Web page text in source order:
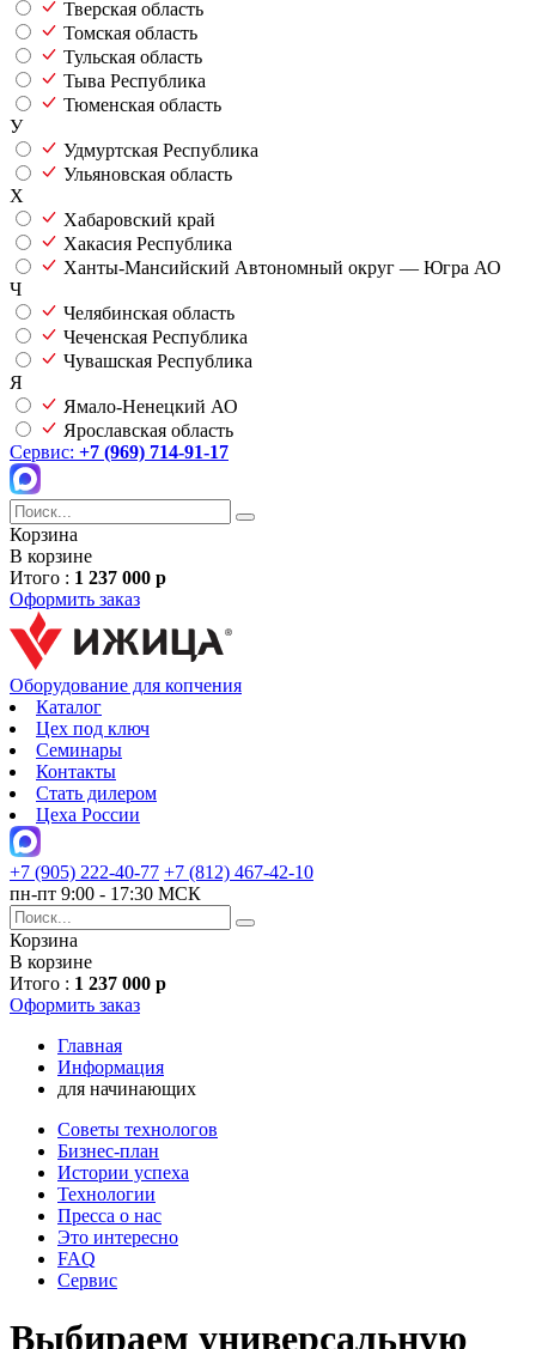
Тверская область
Томская область
Тульская область
Тыва Республика
Тюменская область
У
Удмуртская Республика
Ульяновская область
Х
Хабаровский край
Хакасия Республика
Ханты-Мансийский Автономный округ — Югра АО
Ч
Челябинская область
Чеченская Республика
Чувашская Республика
Я
Ямало-Ненецкий АО
Ярославская область
Сервис: +7 (969) 714-91-17
Корзина
В корзине
Итого : 1 237 000 р
Оформить заказ
Оборудование для копчения
Каталог
Цех под ключ
Семинары
Контакты
Стать дилером
Цеха России
+7 (905) 222-40-77 +7 (812) 467-42-10
пн-пт 9:00 - 17:30 МСК
Корзина
В корзине
Итого : 1 237 000 р
Оформить заказ
Главная
Информация
для начинающих
Советы технологов
Бизнес-план
Истории успеха
Технологии
Пресса о нас
Это интересно
FAQ
Сервис
Выбираем универсальную